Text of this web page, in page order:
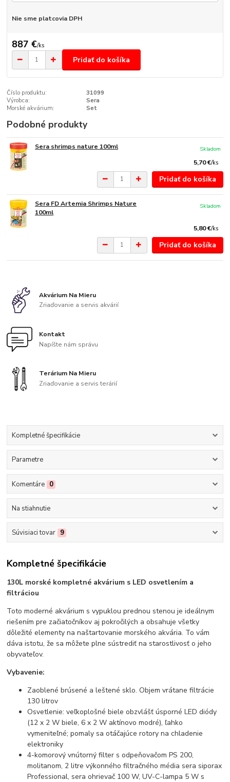
Nie sme platcovia DPH
887 €/ks
Pridať do košíka
Číslo produktu:
31099
Výrobca:
Sera
Morské akvárium:
Set
Podobné produkty
Sera shrimps nature 100ml
5,70 €/ks
Skladom
Pridať do košíka
Sera FD Artemia Shrimps Nature
100ml
5,80 €/ks
Skladom
Pridať do košíka
Akvárium Na Mieru
Zriaďovanie a servis akvárií
Kontakt
Napíšte nám správu
Terárium Na Mieru
Zriaďovanie a servis terárií
Kompletné špecifikácie
Parametre
Komentáre 0
Na stiahnutie
Súvisiaci tovar 9
Kompletné špecifikácie
130L morské kompletné akvárium s LED osvetlením a
filtráciou
Toto moderné akvárium s vypuklou prednou stenou je ideálnym
riešením pre začiatočníkov aj pokročilých a obsahuje všetky
dôležité elementy na naštartovanie morského akvária. To vám
dáva istotu, že sa môžete plne sústrediť na starostlivosť o jeho
obyvateľov.
Vybavenie:
Zaoblené brúsené a leštené sklo. Objem vrátane filtrácie
130 litrov
Osvetlenie: veľkoplošné biele obzvlášť úsporné LED diódy
(12 x 2 W biele, 6 x 2 W aktínovo modré), ľahko
vymeniteľné; pomaly sa otáčajúce rotory na chladenie
elektroniky
4-komorový vnútorný filter s odpeňovačom PS 200,
molitanom, 2 litre výkonného filtračného média sera siporax
Professional, sera ohrievač 100 W, UV-C-lampa 5 W s